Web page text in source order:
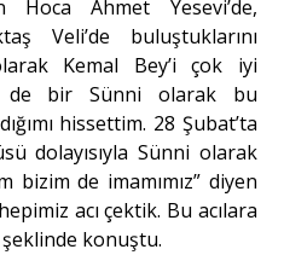
Ahmet Yesevi’de,
Veli’de buluştuklarını
Kemal Bey’i çok iyi
de bir Sünni olarak bu
hissettim. 28 Şubat’ta
dolayısıyla Sünni olarak
bizim de imamımız” diyen
acı çektik. Bu acılara
konuştu.